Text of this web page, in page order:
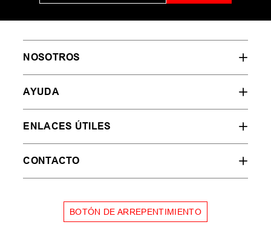
NOSOTROS
AYUDA
ENLACES ÚTILES
CONTACTO
BOTÓN DE ARREPENTIMIENTO